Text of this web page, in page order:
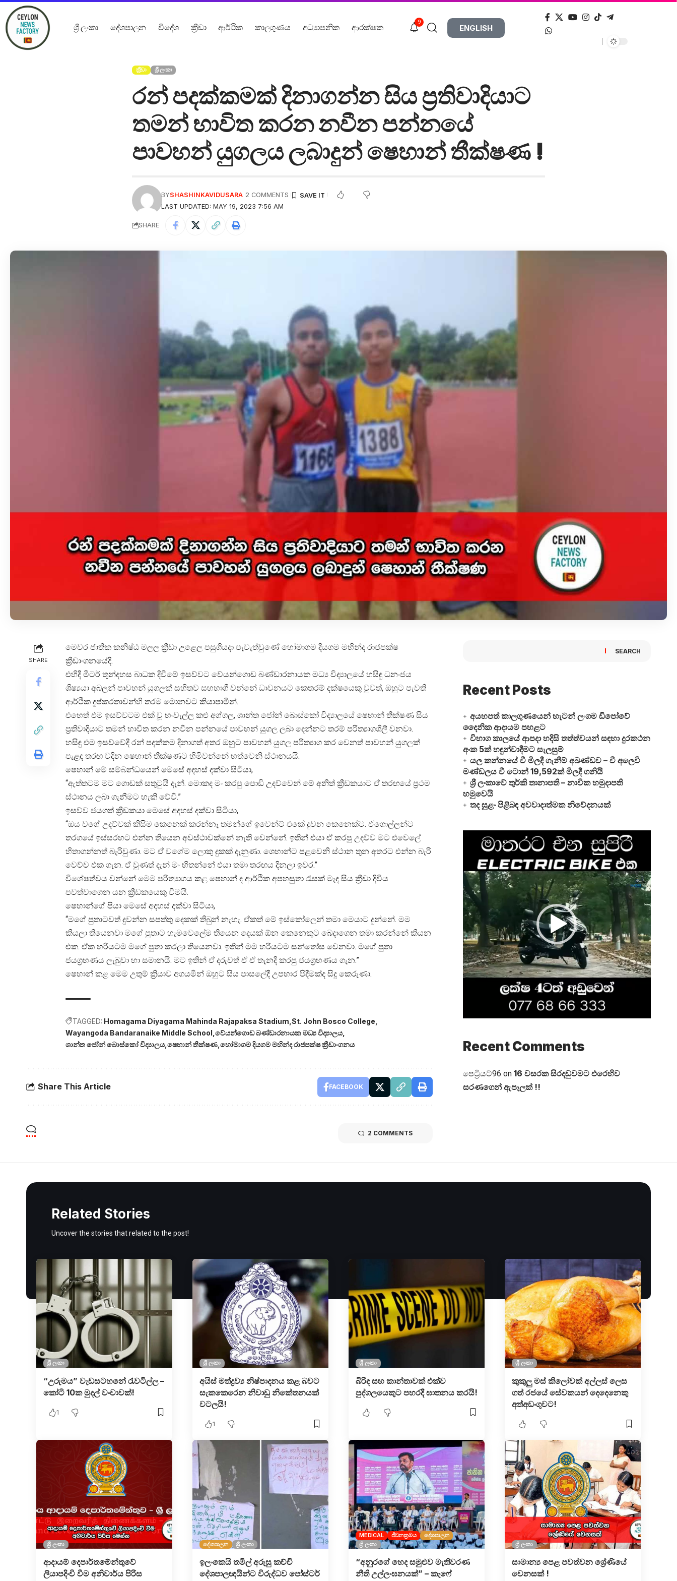
ශ්‍රී ලංකා දේශපාලන විදේශ ක්‍රීඩා ආර්ථික කාලගුණය අධ්‍යාපනික ආරක්ෂක
9
ENGLISH
ක්‍රීඩා ශ්‍රී ලංකා
රන් පදක්කමක් දිනාගන්න සිය ප්‍රතිවාදියාට
තමන් භාවිත කරන නවීන පන්නයේ
පාවහන් යුගලය ලබාදුන් ෂෙහාන් තීක්ෂණ !
LAST UPDATED: MAY 19, 2023 7:56 AM
BYSHASHINKAVIDUSARA 2 COMMENTS
SHARE
SHARE
මෙවර ජාතික කනිෂ්ඨ මලල ක්‍රීඩා උළෙල පසුගියදා පැවැත්වුණේ හෝමාගම දියගම මහින්ද රාජපක්ෂ
ක්‍රීඩාංගනයේදී.
එහිදී මීටර් තුන්දහස බාධක දිවීමේ ඉසව්වට වේයන්ගොඩ බණ්ඩාරනායක මධ්‍ය විද්‍යාලයේ හසිඳු ධනංජය
ශිෂ්‍යයා අබලන් පාවහන් යුගලක් සහිතව සහභාගී වන්නේ ධාවනයට කෙතරම් දක්ෂයෙකු වුවත්, ඔහුට පැවති
ආර්ථික දුෂ්කරතාවන්හි තරම මොනවට කියාපාමින්.
එහෙත් එම ඉසව්වටම එක් වූ හංවැල්ල කළු අග්ගල, ශාන්ත ජෝන් බොස්කෝ විද්‍යාලයේ ෂෙහාන් තීක්ෂණ සිය
ප්‍රතිවාදියාට තමන් භාවිත කරන නවීන පන්නයේ පාවහන් යුගල ලබා දෙන්නට තරම් පරිත්‍යාගශීලී වනවා.
හසිඳු එම ඉසව්වේදී රන් පදක්කම දිනාගත් අතර ඔහුට පාවහන් යුගල පරිත්‍යාග කර වෙනත් පාවහන් යුගලක්
පැළඳ තරඟ වදින ෂෙහාන් තීක්ෂණට හිමිවන්නේ හත්වෙනි ස්ථානයයි.
ෂෙහාන් මේ සම්බන්ධයෙන් මෙසේ අදහස් දක්වා සිටියා,
“ඇත්තටම මට ගොඩක් සතුටුයි දැන්. මොකද මං කරපු පොඩි උදව්වෙන් මේ අනිත් ක්‍රීඩකයාට ඒ තරඟයේ ප්‍රථම
ස්ථානය ලබා ගැනීමට හැකි වේවි.”
ඉසව්ව ජයගත් ක්‍රීඩකයා මෙසේ අදහස් දක්වා සිටියා,
“ඔය වගේ උදව්වක් කිසිම කෙනෙක් කරන්නෑ තමන්ගේ ඉවෙන්ට් එකේ දුවන කෙනෙක්ට. ඒගොල්ලන්ට
තරගයේ ඉස්සරහට එන්න තියෙන අවස්ථාවක්නේ නැති වෙන්නේ. ඉතින් එයා ඒ කරපු උදව්ව මට එවෙලේ
හිතාගන්නත් බැරිවුණා. මට ඒ වගේම ලොකු දුකක් දැනුණා. ශෙහාන්ට පළවෙනි ස්ථාන තුන අතරට එන්න බැරි
වෙච්ච එක ගැන. ඒ වුණත් දැන් මං හිතන්නේ එයා තමා තරඟය දිනලා ඉවර.”
විශේෂත්වය වන්නේ මෙම පරිත්‍යාගය කළ ෂෙහාන් ද ආර්ථික අපහසුතා රැසක් මැද සිය ක්‍රීඩා දිවිය
පවත්වාගෙන යන ක්‍රීඩකයෙකු වීමයි.
ෂෙහාන්ගේ පියා මෙසේ අදහස් දක්වා සිටියා,
“මගේ පුතාටවත් දුවන්න සපත්තු දෙකක් තිබුන් නැහැ. ඒකත් මේ ඉස්කෝලෙන් තමා මෙයාට දුන්නේ. මම
කියලා තියෙනවා මගේ පුතාට හැමවෙලේම තියෙන දෙයක් ඕන කෙනෙකුට බෙදාගෙන තමා කරන්නේ කියන
එක. ඒක හරියටම මගේ පුතා කරලා තියෙනවා. ඉතින් මම හරියටම සන්තෝස වෙනවා. මගේ පුතා
ජයග්‍රහණය ලැබුවා හා සමානයි. මට ඉතින් ඒ දරුවත් ඒ ඒ තැනදි කරපු ජයග්‍රහණය ගැන.”
ෂෙහාන් කළ මෙම උතුම් ක්‍රියාව අගයමින් ඔහුට සිය පාසලේදී උපහාර පිදීමක්ද සිදු කෙරුණා.
TAGGED: Homagama Diyagama Mahinda Rajapaksa Stadium St. John Bosco College
Wayangoda Bandaranaike Middle School වේයන්ගොඩ බණ්ඩාරනායක මධ්‍ය විද්‍යාලය
ශාන්ත ජෝන් බොස්කෝ විද්‍යාලය ෂෙහාන් තීක්ෂණ හෝමාගම දියගම මහින්ද රාජපක්ෂ ක්‍රීඩාංගනය
Share This Article FACEBOOK
2 COMMENTS
SEARCH
Recent Posts
අයහපත් කාලගුණයෙන් හැටන් ලංගම ඩිපෝවේ
දෛනික ආදායම පහළට
විභාග කාලයේ ආපදා හදිසි තත්ත්වයන් සඳහා දුරකථන
අංක 5ක් හඳුන්වාදීමට සැලසුම්
යල කන්නයේ වී මිලදී ගැනීම් අඛණ්ඩව – වී අලෙවි
මණ්ඩලය වී ටොන් 19,592ක් මිලදී ගනියි
ශ්‍රී ලංකාවේ තුර්කි තානාපති – නාවික හමුදාපති
හමුවෙයි
තද සුළං පිළිබඳ අවවාදාත්මක නිවේදනයක්
Video
Player
Recent Comments
පෙට්‍රියට්96 on 16 වසරක සිරදඬුවමට එරෙහිව
සරණගෙන් ඇපෑලක් !!
Related Stories
Uncover the stories that related to the post!
ශ්‍රී ලංකා
“උරුමය” වැඩසටහනේ රැවටිල්ල –
කෝටි 10ක මුදල් වංචාවක්!
1
ශ්‍රී ලංකා
අයිස් මත්ද්‍රව්‍ය නිෂ්පාදනය කළ බවට
සැකකෙරෙන නිවාඩු නිකේතනයක්
වටලයි!
1
ශ්‍රී ලංකා
බිරිඳ​ සහ කාන්තාව​ක් එක්​ව
පුද්ගලයෙකුට පහරදී ඝාතනය කර​යි!
ශ්‍රී ලංකා
කුකුලු මස් කිලෝවක් අල්ලස් ලෙස
ගත් රජයේ සේවකයන් දෙදෙනෙකු
අත්අඩංගුවට!
ශ්‍රී ලංකා
ආදායම් දෙපාර්තමේන්තුවේ
ලියාපදිංචි වීම අනිවාර්ය පිරිස
දේශපාලන ශ්‍රී ලංකා
ඉලංකෙයි තමිල් අරුසු කච්චි
දේශපාලඥයින්ට විරුද්ධව පෝස්ටර්
MEDICAL ජීවනක්‍රමය
දේශපාලන
ශ්‍රී ලංකා
“අනුරගේ හෙද සමුළුව මැතිවරණ
නීති උල්ලංඝනයක්” – කැෆේ
ශ්‍රී ලංකා
සාමාන්‍ය පෙළ පවත්වන ශ්‍රේණියේ
වෙනසක් !